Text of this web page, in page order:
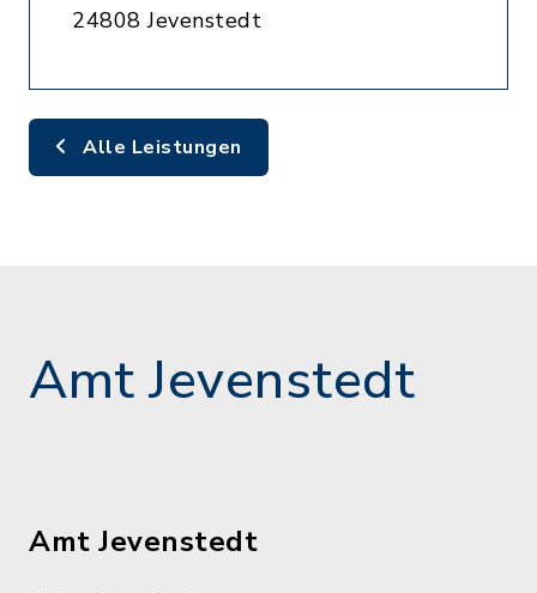
24808 Jevenstedt
Alle Leistungen
Amt Jevenstedt
Amt Jevenstedt